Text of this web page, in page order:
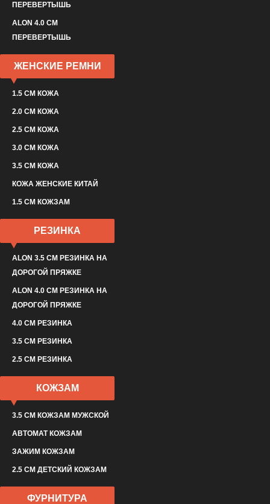
ПЕРЕВЕРТЫШЬ
ALON 4.0 СМ
ПЕРЕВЕРТЫШЬ
ЖЕНСКИЕ РЕМНИ
1.5 СМ КОЖА
2.0 СМ КОЖА
2.5 СМ КОЖА
3.0 СМ КОЖА
3.5 СМ КОЖА
КОЖА ЖЕНСКИЕ КИТАЙ
1.5 СМ КОЖЗАМ
РЕЗИНКА
ALON 3.5 СМ РЕЗИНКА НА
ДОРОГОЙ ПРЯЖКЕ
ALON 4.0 СМ РЕЗИНКА НА
ДОРОГОЙ ПРЯЖКЕ
4.0 СМ РЕЗИНКА
3.5 СМ РЕЗИНКА
2.5 СМ РЕЗИНКА
КОЖЗАМ
3.5 СМ КОЖЗАМ МУЖСКОЙ
АВТОМАТ КОЖЗАМ
ЗАЖИМ КОЖЗАМ
2.5 СМ ДЕТСКИЙ КОЖЗАМ
ФУРНИТУРА